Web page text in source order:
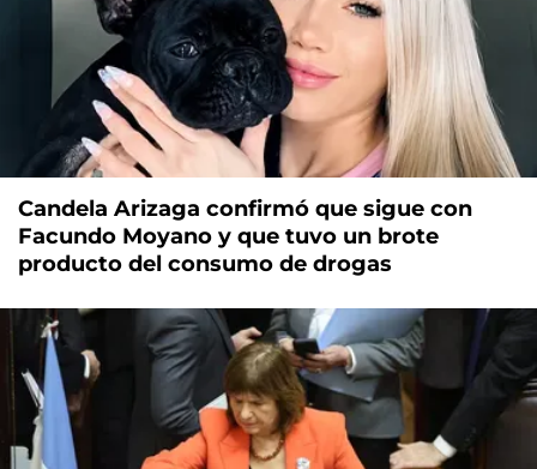
Candela Arizaga confirmó que sigue con
Facundo Moyano y que tuvo un brote
producto del consumo de drogas